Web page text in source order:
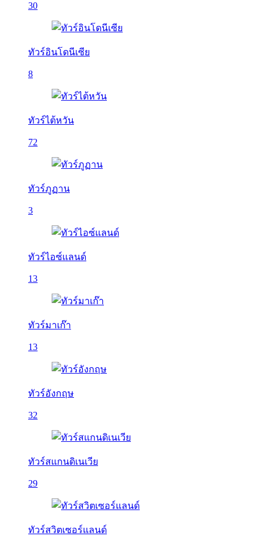
30
ทัวร์อินโดนีเซีย
8
ทัวร์ไต้หวัน
72
ทัวร์ภูฏาน
3
ทัวร์ไอซ์แลนด์
13
ทัวร์มาเก๊า
13
ทัวร์อังกฤษ
32
ทัวร์สแกนดิเนเวีย
29
ทัวร์สวิตเซอร์แลนด์